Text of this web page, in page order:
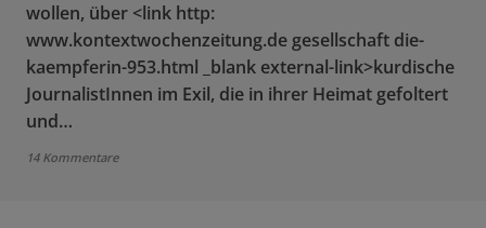
wollen, über <link http:
www.kontextwochenzeitung.de gesellschaft die-
kaempferin-953.html _blank external-link>kurdische
JournalistInnen im Exil, die in ihrer Heimat gefoltert
und…
14 Kommentare